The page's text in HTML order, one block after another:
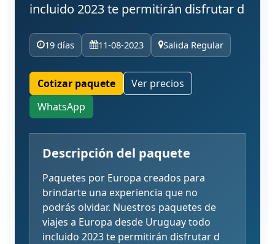
incluido 2023 te permitirán disfrutar d
19 días 11-08-2023 Salida Regular
Cotizar paquete
Ver precios
WhatsApp
Descripción del paquete
Paquetes por Europa creados para
brindarte una experiencia que no
podrás olvidar. Nuestros paquetes de
viajes a Europa desde Uruguay todo
incluido 2023 te permitirán disfrutar d